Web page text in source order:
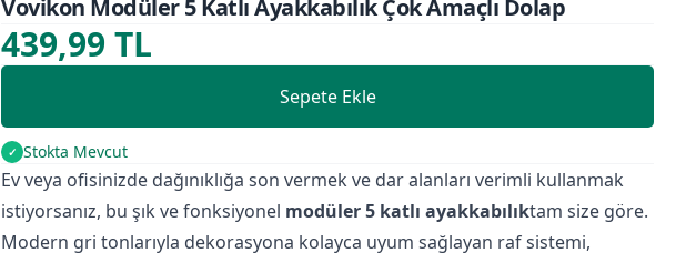
Vovikon Modüler 5 Katlı Ayakkabılık Çok Amaçlı Dolap
439,99 TL
Sepete Ekle
✓ Stokta Mevcut
Ev veya ofisinizde dağınıklığa son vermek ve dar alanları verimli kullanmak
istiyorsanız, bu şık ve fonksiyonel modüler 5 katlı ayakkabılıktam size göre.
Modern gri tonlarıyla dekorasyona kolayca uyum sağlayan raf sistemi,